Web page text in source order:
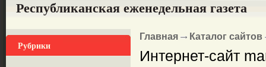
Республиканская еженедельная газета
Рубрики
Главная Каталог сайтов
Интернет-сайт